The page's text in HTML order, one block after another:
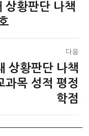
상황판단 나책
다음
상황판단 나책
과목 성적 평정
학점